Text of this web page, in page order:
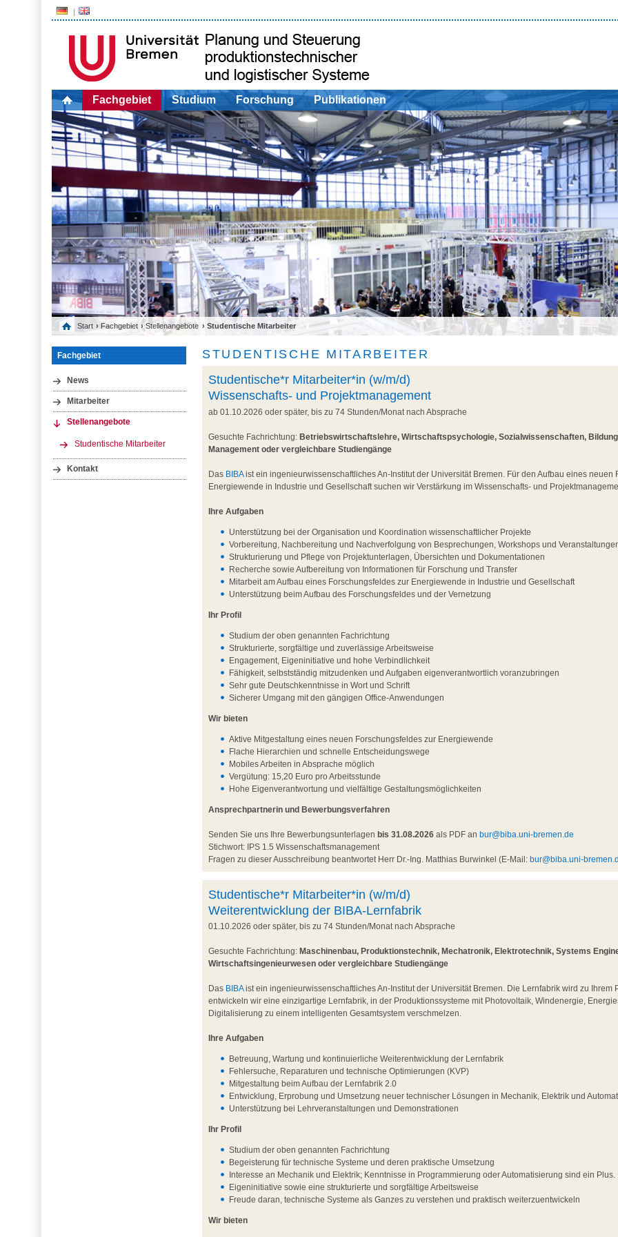
Fachgebiet Studium Forschung Publikationen
Start › Fachgebiet ›Stellenangebote › Studentische Mitarbeiter
Fachgebiet
News
Mitarbeiter
Stellenangebote
Studentische Mitarbeiter
Kontakt
STUDENTISCHE MITARBEITER
Studentische*r Mitarbeiter*in (w/m/d)
Wissenschafts- und Projektmanagement
ab 01.10.2026 oder später, bis zu 74 Stunden/Monat nach Absprache
Gesuchte Fachrichtung:Betriebswirtschaftslehre, Wirtschaftspsychologie, Sozialwissenschaften,
Management oder vergleichbare Studiengänge
Das BIBAist ein ingenieurwissenschaftliches An-Institut der Universität Bremen. Für den Aufbau eines neuen
Energiewende in Industrie und Gesellschaft suchen wir Verstärkung im Wissenschafts- und
Ihre Aufgaben
Unterstützung bei der Organisation und Koordination wissenschaftlicher Projekte
Vorbereitung, Nachbereitung und Nachverfolgung von Besprechungen, Workshops und
Strukturierung und Pflege von Projektunterlagen, Übersichten und Dokumentationen
Recherche sowie Aufbereitung von Informationen für Forschung und Transfer
Mitarbeit am Aufbau eines Forschungsfeldes zur Energiewende in Industrie und Gesellschaft
Unterstützung beim Aufbau des Forschungsfeldes und der Vernetzung
Ihr Profil
Studium der oben genannten Fachrichtung
Strukturierte, sorgfältige und zuverlässige Arbeitsweise
Engagement, Eigeninitiative und hohe Verbindlichkeit
Fähigkeit, selbstständig mitzudenken und Aufgaben eigenverantwortlich voranzubringen
Sehr gute Deutschkenntnisse in Wort und Schrift
Sicherer Umgang mit den gängigen Office-Anwendungen
Wir bieten
Aktive Mitgestaltung eines neuen Forschungsfeldes zur Energiewende
Flache Hierarchien und schnelle Entscheidungswege
Mobiles Arbeiten in Absprache möglich
Vergütung: 15,20 Euro pro Arbeitsstunde
Hohe Eigenverantwortung und vielfältige Gestaltungsmöglichkeiten
Ansprechpartnerin und Bewerbungsverfahren
Senden Sie uns Ihre Bewerbungsunterlagenbis 31.08.2026 als PDF anbur@biba.uni-bremen.de
Stichwort: IPS 1.5 Wissenschaftsmanagement
Fragen zu dieser Ausschreibung beantwortet Herr Dr.-Ing. Matthias Burwinkel (E-Mail:bur@biba.uni-
Studentische*r Mitarbeiter*in (w/m/d)
Weiterentwicklung der BIBA-Lernfabrik
01.10.2026 oder später, bis zu 74 Stunden/Monat nach Absprache
Gesuchte Fachrichtung: Maschinenbau, Produktionstechnik, Mechatronik, Elektrotechnik, Systems
Wirtschaftsingenieurwesen oder vergleichbare Studiengänge
Das BIBAist ein ingenieurwissenschaftliches An-Institut der Universität Bremen. Die Lernfabrik wird zu Ihrem
entwickeln wir eine einzigartige Lernfabrik, in der Produktionssysteme mit Photovoltaik, Windenergie,
Digitalisierung zu einem intelligenten Gesamtsystem verschmelzen.
Ihre Aufgaben
Betreuung, Wartung und kontinuierliche Weiterentwicklung der Lernfabrik
Fehlersuche, Reparaturen und technische Optimierungen (KVP)
Mitgestaltung beim Aufbau der Lernfabrik 2.0
Entwicklung, Erprobung und Umsetzung neuer technischer Lösungen in Mechanik, Elektrik und
Unterstützung bei Lehrveranstaltungen und Demonstrationen
Ihr Profil
Studium der oben genannten Fachrichtung
Begeisterung für technische Systeme und deren praktische Umsetzung
Interesse an Mechanik und Elektrik; Kenntnisse in Programmierung oder Automatisierung sind ein Plus.
Eigeninitiative sowie eine strukturierte und sorgfältige Arbeitsweise
Freude daran, technische Systeme als Ganzes zu verstehen und praktisch weiterzuentwickeln
Wir bieten